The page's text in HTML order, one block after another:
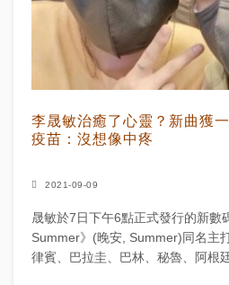
李晟敏治癒了心靈？新曲獲
疫苗：沒想像中疼
2021-09-09
晟敏於7日下午6點正式發行的新數
Summer》(晚安, Summer)同名主
律賓、巴拉圭、巴林、秘魯、阿根